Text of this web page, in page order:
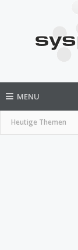
MENU
Heutige Themen